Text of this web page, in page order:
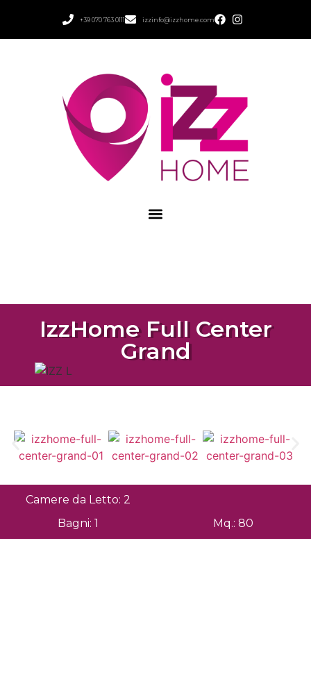
+39 070 763 0111 izzinfo@izzhome.com
IzzHome Full Center
Grand
Camere da Letto: 2
Bagni: 1
Mq.: 80